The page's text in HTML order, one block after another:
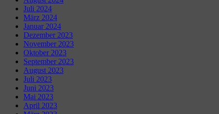
Juli 2024
März 2024
Januar 2024
Dezember 2023
November 2023
Oktober 2023
September 2023
August 2023
Juli 2023
Juni 2023
Mai 2023
April 2023